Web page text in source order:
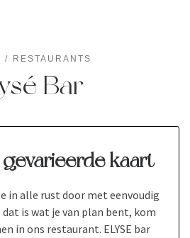
RESTAURANTS
Bar
kaart
in alle rust door met eenvoudig
is wat je van plan bent, kom
in ons restaurant. ELYSE bar